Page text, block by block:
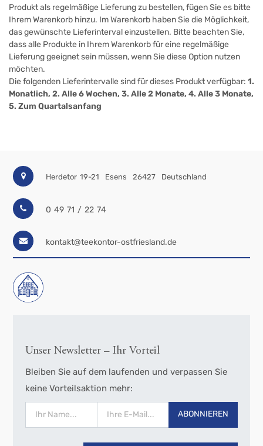
Produkt als regelmäßige Lieferung zu bestellen, fügen Sie es bitte
Ihrem Warenkorb hinzu. Im Warenkorb haben Sie die Möglichkeit,
das gewünschte Lieferinterval einzustellen. Bitte beachten Sie,
dass alle Produkte in Ihrem Warenkorb für eine regelmäßige
Lieferung geeignet sein müssen, wenn Sie diese Option nutzen
möchten.
Die folgenden Lieferintervalle sind für dieses Produkt verfügbar: 1.
Monatlich, 2. Alle 6 Wochen, 3. Alle 2 Monate, 4. Alle 3 Monate,
5. Zum Quartalsanfang
Herdetor 19-21 Esens 26427 Deutschland
0 49 71 / 22 74
kontakt@teekontor-ostfriesland.de
Unser Newsletter – Ihr Vorteil
Bleiben Sie auf dem laufenden und verpassen Sie
keine Vorteilsaktion mehr:
ABONNIEREN